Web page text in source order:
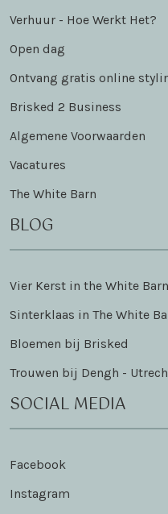
Verhuur - Hoe Werkt Het?
Open dag
Ontvang gratis online
Brisked 2 Business
Algemene Voorwaarden
Vacatures
The White Barn
BLOG
Vier Kerst in the White Barn
Sinterklaas in The White
Bloemen bij Brisked
Trouwen bij Dengh -
SOCIAL MEDIA
Facebook
Instagram